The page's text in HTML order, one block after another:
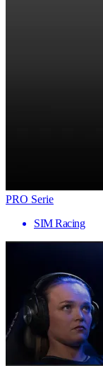
PRO Serie
SIM Racing